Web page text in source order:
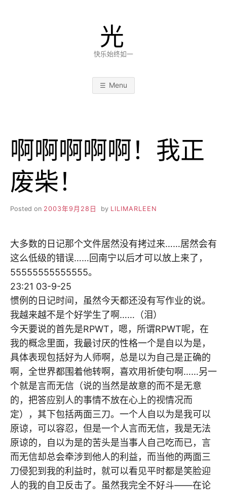
光
快乐始终如一
Menu
啊啊啊啊啊！我正
废柴！
Posted on 2003年9月28日 by LILIMARLEEN
大多数的日记那个文件居然没有拷过来……居然会有
这么低级的错误……回南宁以后才可以放上来了，
55555555555555。
23:21 03-9-25
惯例的日记时间，虽然今天都还没有写作业的说。
我越来越不是个好学生了啊……（泪）
今天要说的首先是RPWT，嗯，所谓RPWT呢，在
我的概念里面，我最讨厌的性格一个是自以为是，
具体表现包括好为人师啊，总是以为自己是正确的
啊，全世界都围着他转啊，喜欢用祈使句啊……另一
个就是言而无信（说的当然是故意的而不是无意
的，把答应别人的事情不放在心上的视情况而
定），其下包括两面三刀。一个人自以为是我可以
原谅，可以容忍，但是一个人言而无信，我是无法
原谅的，自以为是的苦头是当事人自己吃而已，言
而无信却总会牵涉到他人的利益，而当他的两面三
刀侵犯到我的利益时，就可以看见平时都是笑脸迎
人的我的自卫反击了。虽然我完全不好斗——在论